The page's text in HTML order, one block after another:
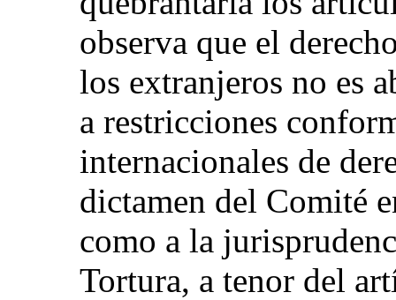
observa que el
los extranjeros no es
a restricciones
internacionales de
dictamen del Comité
como a la
Tortura, a tenor del